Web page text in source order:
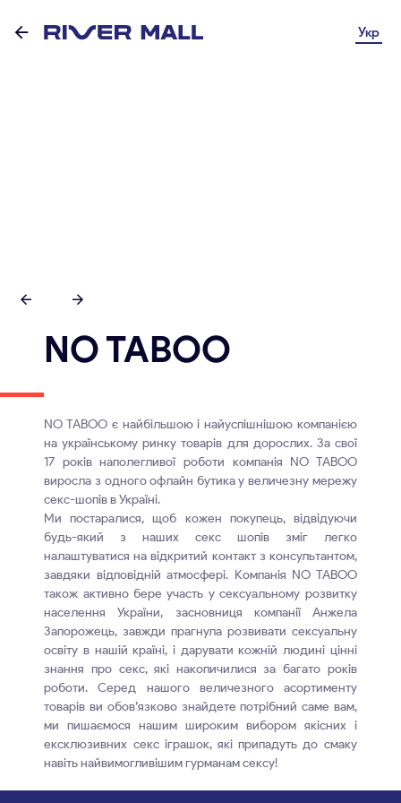
Укр
NO TABOO
NO TABOO є найбільшою і найуспішнішою компанією
на українському ринку товарів для дорослих. За свої
17 років наполегливої роботи компанія NO TABOO
виросла з одного офлайн бутика у величезну мережу
секс-шопів в Україні.
Ми постаралися, щоб кожен покупець, відвідуючи
будь-який з наших секс шопів зміг легко
налаштуватися на відкритий контакт з консультантом,
завдяки відповідній атмосфері. Компанія NO TABOO
також активно бере участь у сексуальному розвитку
населення України, засновниця компанії Анжела
Запорожець, завжди прагнула розвивати сексуальну
освіту в нашій країні, і дарувати кожній людині цінні
знання про секс, які накопичилися за багато років
роботи. Серед нашого величезного асортименту
товарів ви обов’язково знайдете потрібний саме вам,
ми пишаємося нашим широким вибором якісних і
ексклюзивних секс іграшок, які припадуть до смаку
навіть найвимогливішим гурманам сексу!